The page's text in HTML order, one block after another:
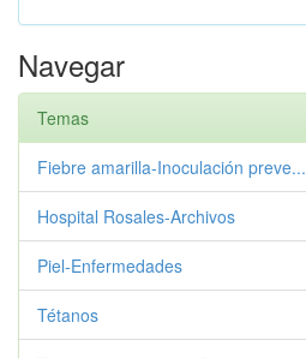
Navegar
Temas
Fiebre amarilla-Inoculación preve...
Hospital Rosales-Archivos
Piel-Enfermedades
Tétanos